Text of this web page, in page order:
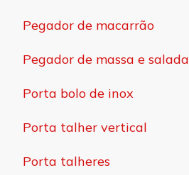
Pegador de macarrão
Pegador de massa e salada
Porta bolo de inox
Porta talher vertical
Porta talheres